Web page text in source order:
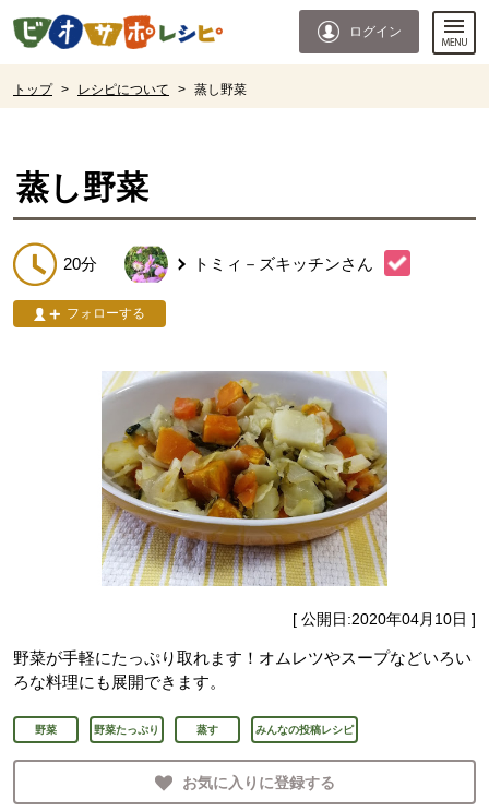
ページの先頭です。
ログイン
トップ > レシピについて > 蒸し野菜
蒸し野菜
20分 トミィ－ズキッチンさん
フォローする
[ 公開日:2020年04月10日 ]
野菜が手軽にたっぷり取れます！オムレツやスープなどいろい
ろな料理にも展開できます。
野菜 野菜たっぷり 蒸す みんなの投稿レシピ
お気に入りに登録する